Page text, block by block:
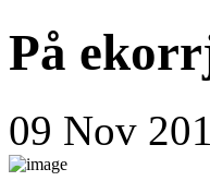
På
09 Nov